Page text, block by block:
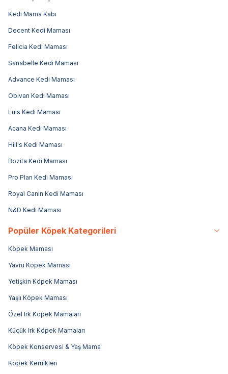
Kedi Mama Kabı
Decent Kedi Maması
Felicia Kedi Maması
Sanabelle Kedi Maması
Advance Kedi Maması
Obivan Kedi Maması
Luis Kedi Maması
Acana Kedi Maması
Hill's Kedi Maması
Bozita Kedi Maması
Pro Plan Kedi Maması
Royal Canin Kedi Maması
N&D Kedi Maması
Popüler Köpek Kategorileri
Köpek Maması
Yavru Köpek Maması
Yetişkin Köpek Maması
Yaşlı Köpek Maması
Özel Irk Köpek Mamaları
Küçük Irk Köpek Mamaları
Köpek Konservesi & Yaş Mama
Köpek Kemikleri